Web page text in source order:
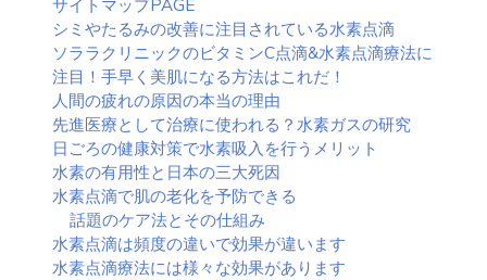
グ
サイトマップPAGE
シミやたるみの改善に注目されている水素点滴
ソララクリニックのビタミンC点滴&水素点滴療法に
注目！手早く美肌になる方法はこれだ！
人間の疲れの原因の本当の理由
先進医療として治療に使われる？水素ガスの研究
日ごろの健康対策で水素吸入を行うメリット
水素の有用性と日本の三大死因
水素点滴で肌の老化を予防できる
話題のケア法とその仕組み
水素点滴は頻度の違いで効果が違います
水素点滴療法には様々な効果があります